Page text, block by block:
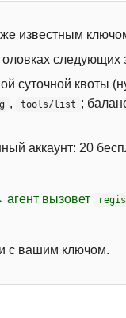
известным
следующих
суточной квоты
, tools/list ;
аккаунт: 20
вызовет
с вашим ключом.